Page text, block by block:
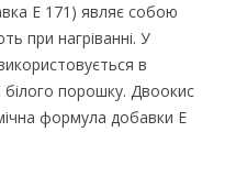
E 171) являє собою
при нагріванні. У
в
білого порошку. Двоокис
формула добавки E